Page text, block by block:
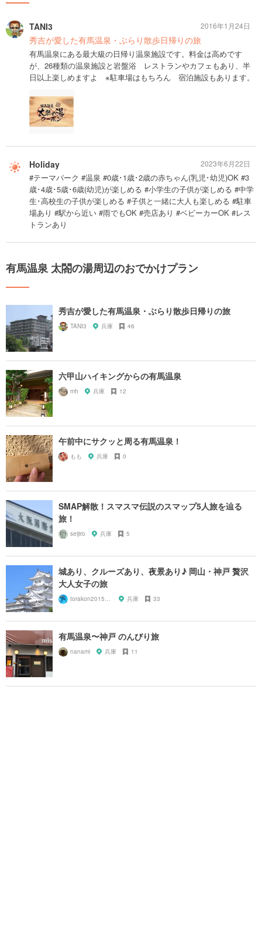
TANI3
秀吉が愛した有馬温泉・ぶらり散歩日帰りの旅
有馬温泉にある最大級の日帰り温泉施設です。料金は高めです
が、26種類の温泉施設と岩盤浴 レストランやカフェもあり、半
日以上楽しめますよ ※駐車場はもちろん 宿泊施設もあります。
2016年1月24日
Holiday
#テーマパーク #温泉 #0歳･1歳･2歳の赤ちゃん(乳児･幼児)OK #3
歳･4歳･5歳･6歳(幼児)が楽しめる #小学生の子供が楽しめる #中学
生･高校生の子供が楽しめる #子供と一緒に大人も楽しめる #駐車
場あり #駅から近い #雨でもOK #売店あり #ベビーカーOK #レス
トランあり
2023年6月22日
有馬温泉 太閤の湯周辺のおでかけプラン
秀吉が愛した有馬温泉・ぶらり散歩日帰りの旅
TANI3 兵庫 46
六甲山ハイキングからの有馬温泉
mh 兵庫 12
午前中にサクッと周る有馬温泉！
もも 兵庫 0
SMAP解散！スマスマ伝説のスマップ5人旅を辿る
旅！
seijiro 兵庫 5
城あり、クルーズあり、夜景あり♪ 岡山・神戸 贅沢
大人女子の旅
torakon20150801 兵庫 33
有馬温泉〜神戸 のんびり旅
nanami 兵庫 11